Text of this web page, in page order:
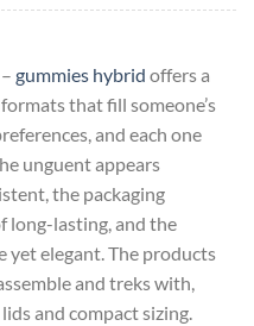
gummies hybrid offers a
that fill someone’s
and each one
unguent appears
the packaging
long-lasting, and the
yet elegant. The products
and treks with,
and compact sizing.